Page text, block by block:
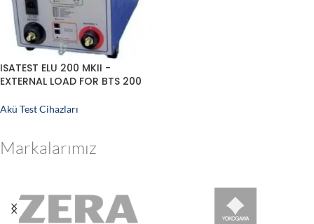
ISATEST ELU 200 MKII -
EXTERNAL LOAD FOR BTS 200
Akü Test Cihazları
Markalarımız